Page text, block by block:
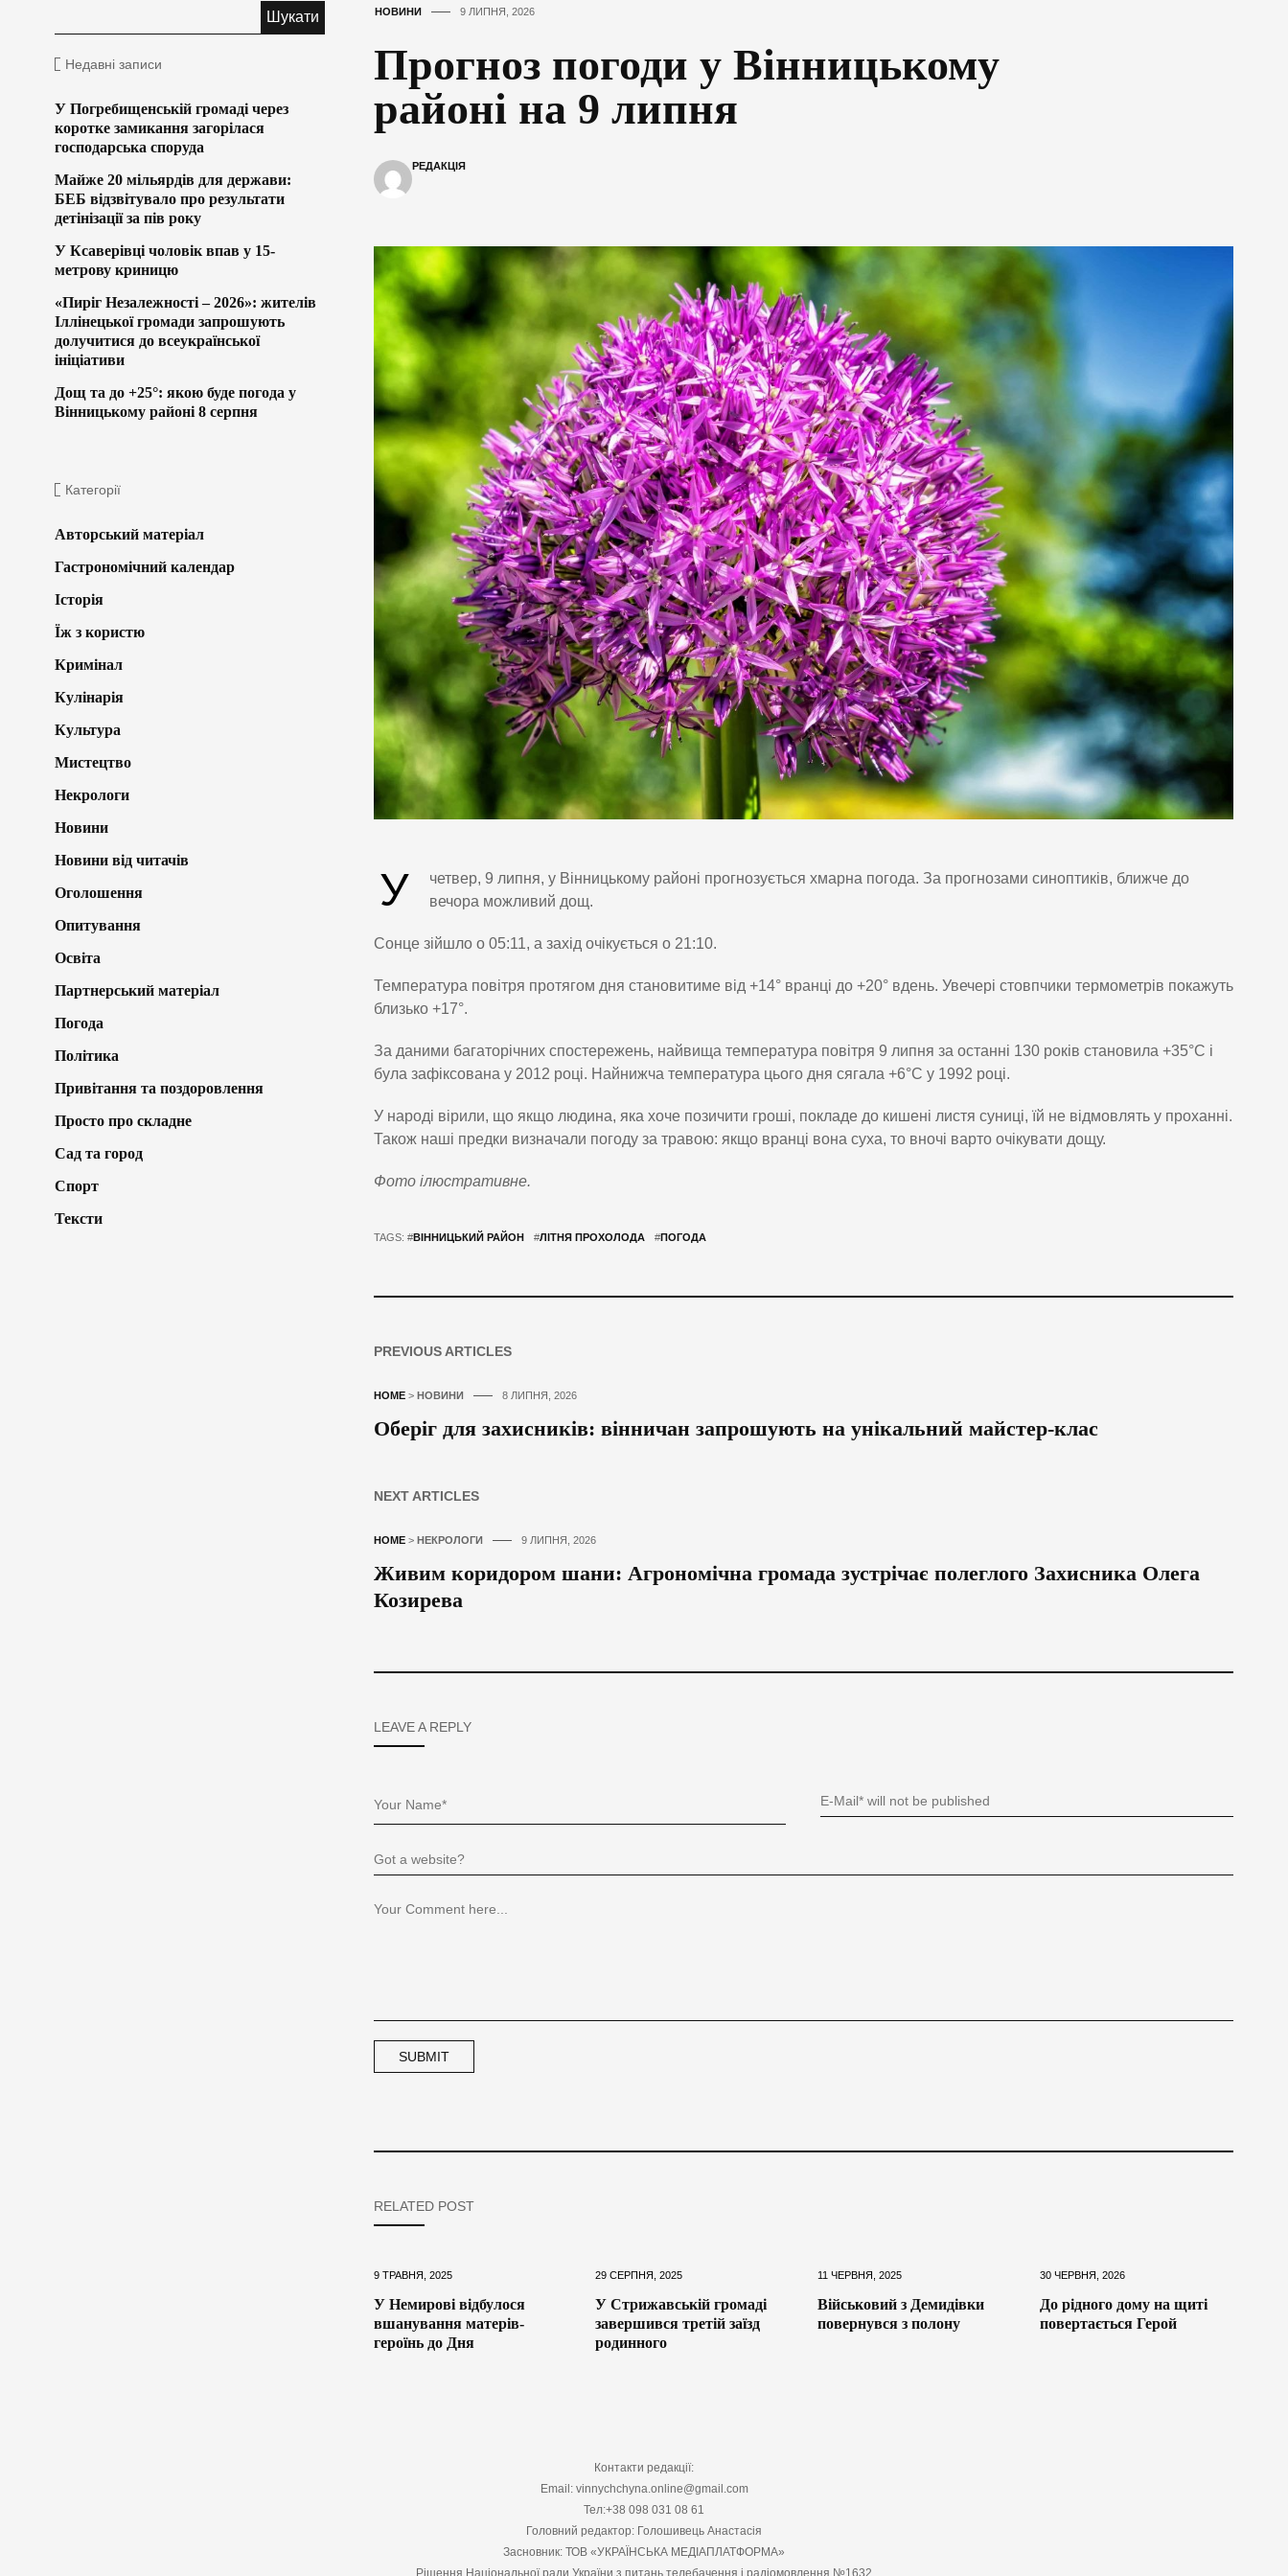
НОВИНИ 9 ЛИПНЯ, 2026
Прогноз погоди у Вінницькому
районі на 9 липня
РЕДАКЦІЯ
У
четвер, 9 липня, у Вінницькому районі прогнозується хмарна погода. За прогнозами синоптиків, ближче до
вечора можливий дощ.
Сонце зійшло о 05:11, а захід очікується о 21:10.
Температура повітря протягом дня становитиме від +14° вранці до +20° вдень. Увечері стовпчики термометрів покажуть
близько +17°.
За даними багаторічних спостережень, найвища температура повітря 9 липня за останні 130 років становила +35°C і
була зафіксована у 2012 році. Найнижча температура цього дня сягала +6°C у 1992 році.
У народі вірили, що якщо людина, яка хоче позичити гроші, покладе до кишені листя суниці, їй не відмовлять у проханні.
Також наші предки визначали погоду за травою: якщо вранці вона суха, то вночі варто очікувати дощу.
Фото ілюстративне.
TAGS: #ВІННИЦЬКИЙ РАЙОН #ЛІТНЯ ПРОХОЛОДА #ПОГОДА
PREVIOUS ARTICLES
HOME> НОВИНИ 8 ЛИПНЯ, 2026
Оберіг для захисників: вінничан запрошують на унікальний майстер-клас
NEXT ARTICLES
HOME> НЕКРОЛОГИ 9 ЛИПНЯ, 2026
Живим коридором шани: Агрономічна громада зустрічає полеглого Захисника Олега
Козирева
LEAVE A REPLY
RELATED POST
9 ТРАВНЯ, 2025
У Немирові відбулося
вшанування матерів-
героїнь до Дня
29 СЕРПНЯ, 2025
У Стрижавській громаді
завершився третій заїзд
родинного
11 ЧЕРВНЯ, 2025
Військовий з Демидівки
повернувся з полону
30 ЧЕРВНЯ, 2026
До рідного дому на щиті
повертається Герой
Недавні записи
У Погребищенській громаді через
коротке замикання загорілася
господарська споруда
Майже 20 мільярдів для держави:
БЕБ відзвітувало про результати
детінізації за пів року
У Ксаверівці чоловік впав у 15-
метрову криницю
«Пиріг Незалежності – 2026»: жителів
Іллінецької громади запрошують
долучитися до всеукраїнської
ініціативи
Дощ та до +25°: якою буде погода у
Вінницькому районі 8 серпня
Категорії
Авторський матеріал
Гастрономічний календар
Історія
Їж з користю
Кримінал
Кулінарія
Культура
Мистецтво
Некрологи
Новини
Новини від читачів
Оголошення
Опитування
Освіта
Партнерський матеріал
Погода
Політика
Привітання та поздоровлення
Просто про складне
Сад та город
Спорт
Тексти
Контакти редакції:
Email: vinnychchyna.online@gmail.com
Тел:+38 098 031 08 61
Головний редактор: Голошивець Анастасія
Засновник: ТОВ «УКРАЇНСЬКА МЕДІАПЛАТФОРМА»
Рішення Національної ради України з питань телебачення і радіомовлення №1632